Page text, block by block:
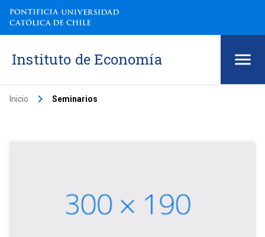
Instituto de Economía
Inicio keyboard_arrow_right Seminarios